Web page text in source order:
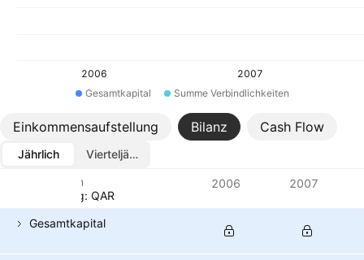
2006
2007
Gesamtkapital
Summe Verbindlichkeiten
Einkommensaufstellung Bilanz Cash Flow
Jährlich
Vierteljährlich
Metriken
Währung: QAR
2006 2007
Gesamtkapital